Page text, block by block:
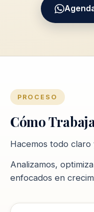
PROCESO
Cómo
Hacemos todo claro
Analizamos,
enfocados en